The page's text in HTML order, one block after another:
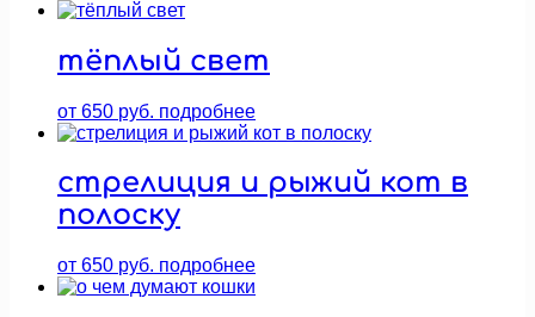
тёплый свет
от 650 руб. подробнее
стрелиция и рыжий кот в
полоску
от 650 руб. подробнее